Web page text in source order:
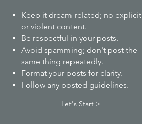
Keep it dream-related; no explicit
or violent content.
Be respectful in your posts.
Avoid spamming; don't post the
same thing repeatedly.
Format your posts for clarity.
Follow any posted guidelines.
Let's Start >